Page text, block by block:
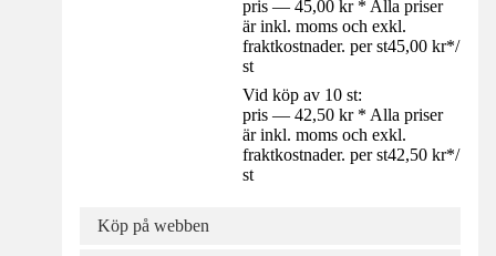
pris — 45,00 kr * Alla priser
är inkl. moms och exkl.
fraktkostnader. per st45,00 kr*/
st
Vid köp av 10 st:
pris — 42,50 kr * Alla priser
är inkl. moms och exkl.
fraktkostnader. per st42,50 kr*/
st
Köp på webben